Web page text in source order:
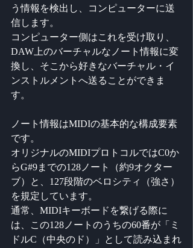
う情報を検出し、コンピューターに送
信します。
コンピューター側はこれを受け取り、
DAW上のバーチャルなノート情報に変
換し、そこから好きなバーチャル・イ
ンストルメントへ送ることができま
す。
ノート情報はMIDIの基本的な構成要素
です。
オリジナルのMIDIプロトコルではC0か
らG#9までの128ノート（約9オクター
ブ）と、127段階のベロシティ（強さ）
を規定しています。
通常、MIDIキーボードを繋げる際に
は、この128ノートのうちの60番が「ミ
ドルC（中央のド）」として読み込まれ